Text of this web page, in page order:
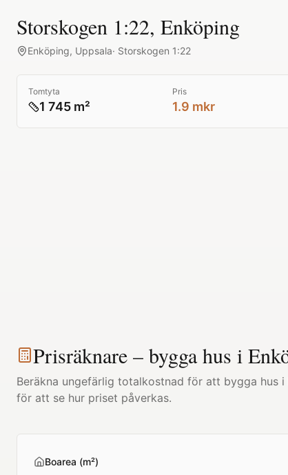
Storskogen 1:22, Enköping
Enköping, Uppsala· Storskogen 1:22
Tomtyta
1 745 m²
Pris
1.9 mkr
Prisräknare – bygga hus i
Beräkna ungefärlig totalkostnad för att bygga hus i
för att se hur priset påverkas.
Boarea (m²)